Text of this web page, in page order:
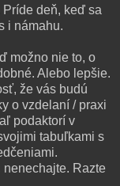
deň, keď sa
i námahu.
možno nie to, o
Alebo lepšie.
že vás budú
o vzdelaní / praxi
podaktorí v
tabuľkami s
Razte